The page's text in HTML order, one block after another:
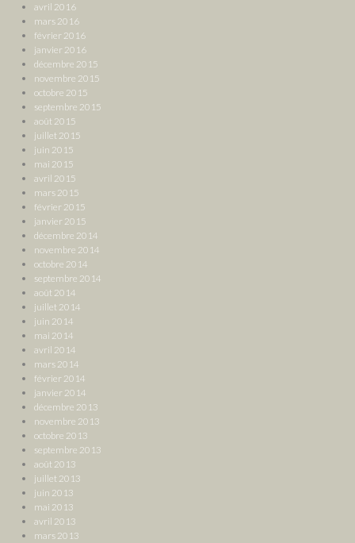
avril 2016
mars 2016
février 2016
janvier 2016
décembre 2015
novembre 2015
octobre 2015
septembre 2015
août 2015
juillet 2015
juin 2015
mai 2015
avril 2015
mars 2015
février 2015
janvier 2015
décembre 2014
novembre 2014
octobre 2014
septembre 2014
août 2014
juillet 2014
juin 2014
mai 2014
avril 2014
mars 2014
février 2014
janvier 2014
décembre 2013
novembre 2013
octobre 2013
septembre 2013
août 2013
juillet 2013
juin 2013
mai 2013
avril 2013
mars 2013